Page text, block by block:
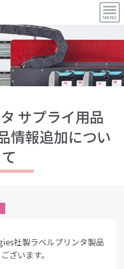
サプライ用品
情報追加につい
て
社製ラベルプリンタ製品
ざいます。